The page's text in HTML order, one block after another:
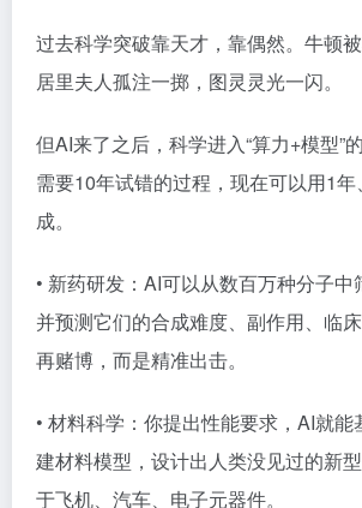
过去科学突破靠天才，靠偶然。牛顿
居里夫人孤注一掷，图灵灵光一闪。
但AI来了之后，科学进入“算力+模型”
需要10年试错的过程，现在可以用1
成。
• 新药研发：AI可以从数百万种分子中
并预测它们的合成难度、副作用、临
再赌博，而是精准出击。
• 材料科学：你提出性能要求，AI就能
建材料模型，设计出人类没见过的新
于飞机、汽车、电子元器件。